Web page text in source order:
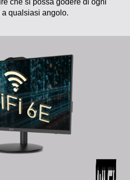
che si possa godere di ogni
a qualsiasi angolo.